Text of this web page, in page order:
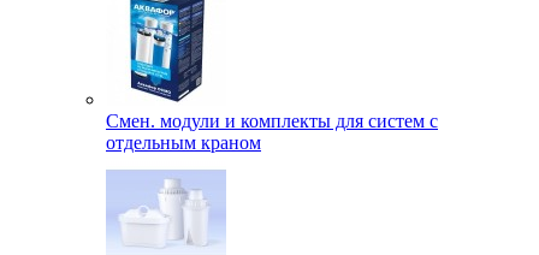
Смен. модули и комплекты для систем с
отдельным краном